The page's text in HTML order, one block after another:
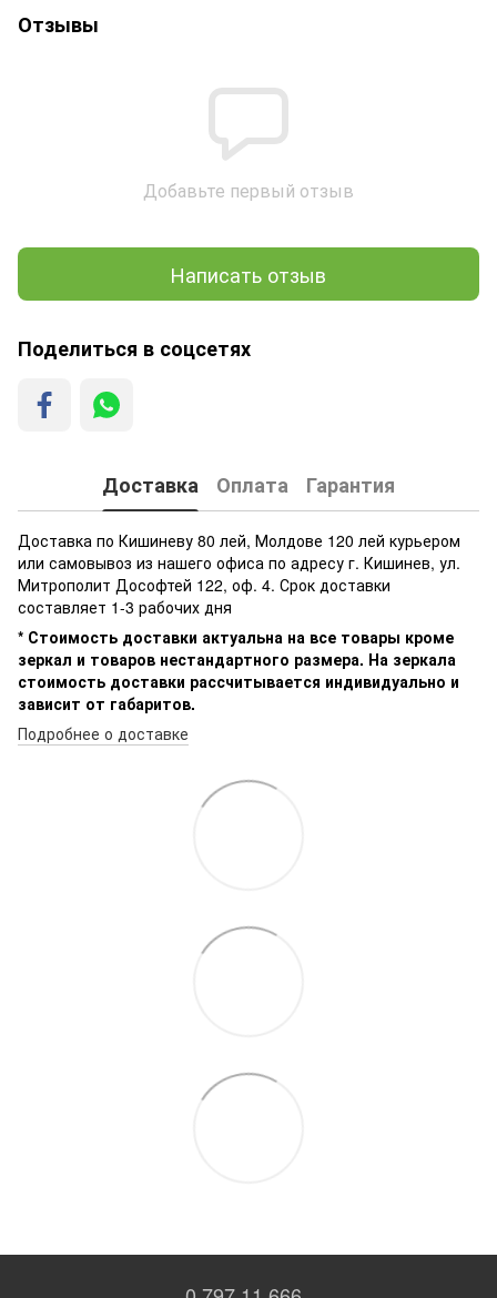
Отзывы
Добавьте первый отзыв
Написать отзыв
Поделиться в соцсетях
Доставка Оплата Гарантия
Доставка по Кишиневу 80 лей, Молдове 120 лей курьером
или самовывоз из нашего офиса по адресу г. Кишинев, ул.
Митрополит Дософтей 122, оф. 4. Срок доставки
составляет 1-3 рабочих дня
* Стоимость доставки актуальна на все товары кроме
зеркал и товаров нестандартного размера. На зеркала
стоимость доставки рассчитывается индивидуально и
зависит от габаритов.
Подробнее о доставке